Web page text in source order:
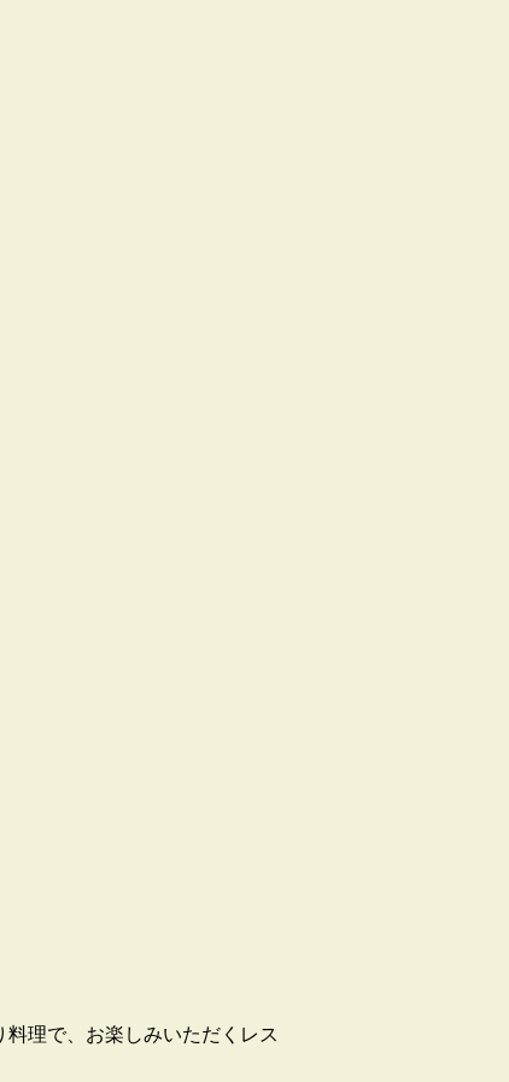
理で、お楽しみいただくレス